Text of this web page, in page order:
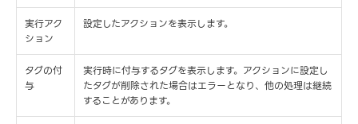
実行アク
ション
設定したアクションを表示します。
タグの付
与
実行時に付与するタグを表示します。アクションに設定し
たタグが削除された場合はエラーとなり、他の処理は継続
することがあります。